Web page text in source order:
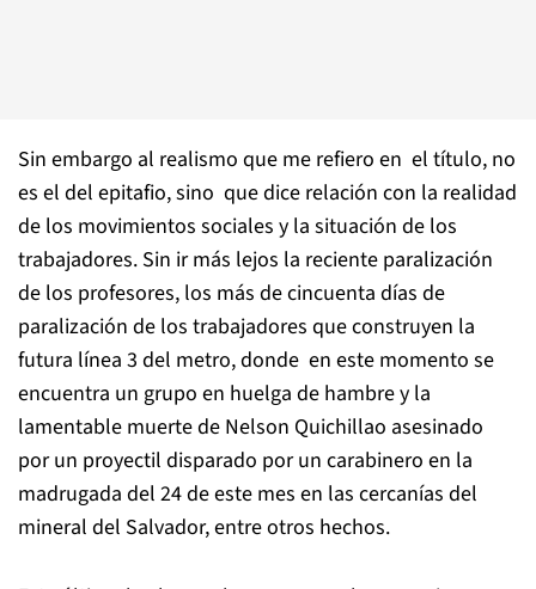
Sin embargo al realismo que me refiero en el título, no
es el del epitafio, sino que dice relación con la realidad
de los movimientos sociales y la situación de los
trabajadores. Sin ir más lejos la reciente paralización
de los profesores, los más de cincuenta días de
paralización de los trabajadores que construyen la
futura línea 3 del metro, donde en este momento se
encuentra un grupo en huelga de hambre y la
lamentable muerte de Nelson Quichillao asesinado
por un proyectil disparado por un carabinero en la
madrugada del 24 de este mes en las cercanías del
mineral del Salvador, entre otros hechos.